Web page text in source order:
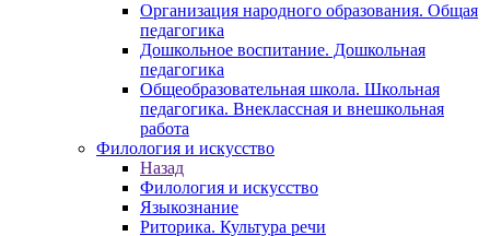
Организация народного образования. Общая
педагогика
Дошкольное воспитание. Дошкольная
педагогика
Общеобразовательная школа. Школьная
педагогика. Внеклассная и внешкольная
работа
Филология и искусство
Назад
Филология и искусство
Языкознание
Риторика. Культура речи